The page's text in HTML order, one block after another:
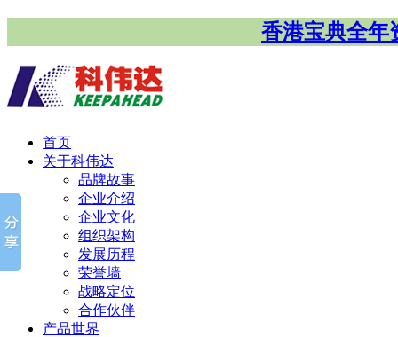
香港宝典全年
首页
关于科伟达
品牌故事
企业介绍
企业文化
组织架构
发展历程
荣誉墙
战略定位
合作伙伴
产品世界